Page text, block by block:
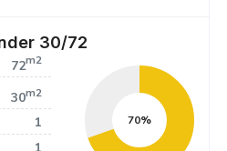
30/72
72m2
30m2
1
76